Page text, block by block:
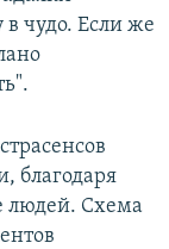
в чудо. Если же
благодаря
людей. Схема